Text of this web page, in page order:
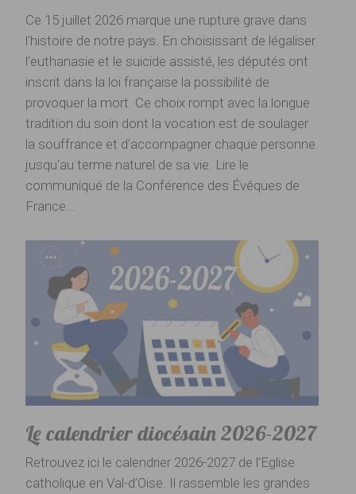
Ce 15 juillet 2026 marque une rupture grave dans
l'histoire de notre pays. En choisissant de légaliser
l'euthanasie et le suicide assisté, les députés ont
inscrit dans la loi française la possibilité de
provoquer la mort. Ce choix rompt avec la longue
tradition du soin dont la vocation est de soulager
la souffrance et d'accompagner chaque personne
jusqu'au terme naturel de sa vie. Lire le
communiqué de la Conférence des Évêques de
France...
Le calendrier diocésain 2026-2027
Retrouvez ici le calendrier 2026-2027 de l’Eglise
catholique en Val-d’Oise. Il rassemble les grandes